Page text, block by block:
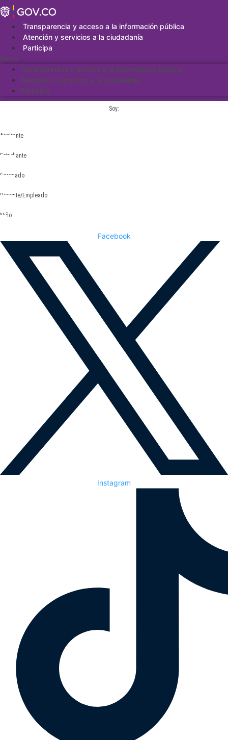
Saltar
al
contenidoTransparencia y acceso a la información pública
Atención y servicios a la ciudadanía
Participa
Menu
Transparencia y acceso a la información pública
Atención y servicios a la ciudadanía
Participa
Soy:
Aspirante
Estudiante
Egresado
Docente/Empleado
Niño
Facebook
Instagram